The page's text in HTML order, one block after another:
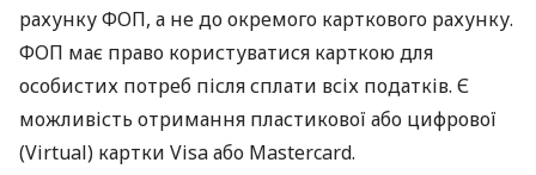
рахунку ФОП, а не до окремого карткового рахунку.
ФОП має право користуватися карткою для
особистих потреб після сплати всіх податків. Є
можливість отримання пластикової або цифрової
(Virtual) картки Visa або Mastercard.